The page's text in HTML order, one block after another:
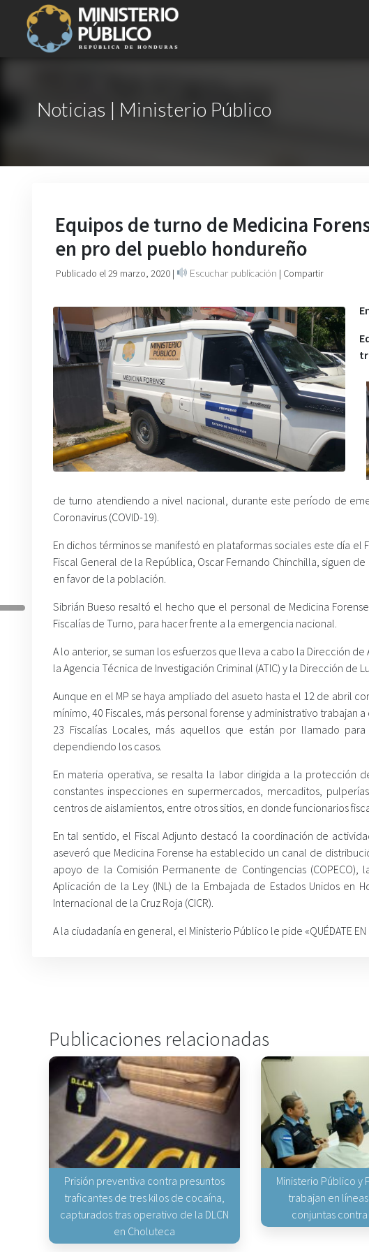
Noticias | Ministerio Público
Equipos de turno de Medicina
en pro del pueblo hondureño
Publicado el 29 marzo, 2020 | Escuchar publicación | Compartir
de turno atendiendo a nivel nacional, durante este período de
Coronavirus (COVID-19).
En dichos términos se manifestó en plataformas sociales este día el
Fiscal General de la República, Oscar Fernando Chinchilla, siguen
en favor de la población.
Sibrián Bueso resaltó el hecho que el personal de Medicina
Fiscalías de Turno, para hacer frente a la emergencia nacional.
A lo anterior, se suman los esfuerzos que lleva a cabo la Dirección
la Agencia Técnica de Investigación Criminal (ATIC) y la Dirección de
Aunque en el MP se haya ampliado del asueto hasta el 12 de abril
mínimo, 40 Fiscales, más personal forense y administrativo trabajan
23 Fiscalías Locales, más aquellos que están por llamado
dependiendo los casos.
En materia operativa, se resalta la labor dirigida a la protección
constantes inspecciones en supermercados, mercaditos,
centros de aislamientos, entre otros sitios, en donde funcionarios
En tal sentido, el Fiscal Adjunto destacó la coordinación de
aseveró que Medicina Forense ha establecido un canal de
apoyo de la Comisión Permanente de Contingencias
Aplicación de la Ley (INL) de la Embajada de Estados Unidos en
Internacional de la Cruz Roja (CICR).
A la ciudadanía en general, el Ministerio Público le pide «QUÉDATE EN
Publicaciones relacionadas
Prisión preventiva contra presuntos
traficantes de tres kilos de cocaína,
capturados tras operativo de la DLCN
en Choluteca
Ministerio Público y
trabajan en
conjuntas